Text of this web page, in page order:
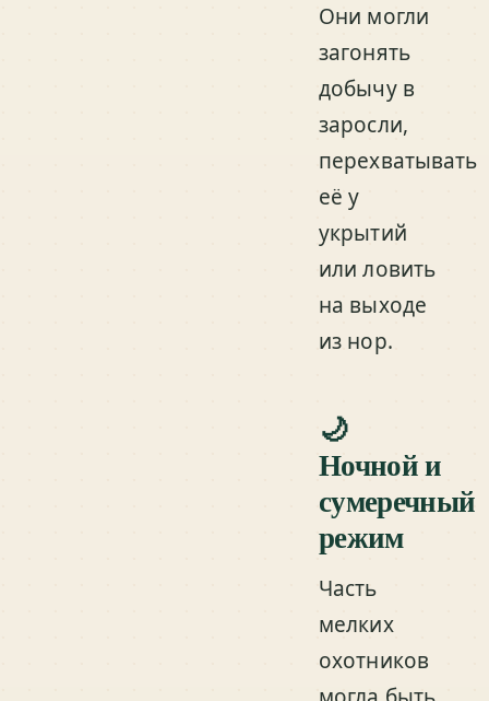
Они могли
загонять
добычу в
заросли,
перехватывать
её у
укрытий
или ловить
на выходе
из нор.
🌙
Ночной и
сумеречный
режим
Часть
мелких
охотников